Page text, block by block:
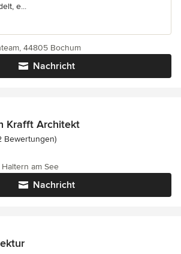
e...
Nachricht
44805 Bochum
Krafft Architekt
5 von 5 Sternen
Bewertungen)
Nachricht
Haltern am See